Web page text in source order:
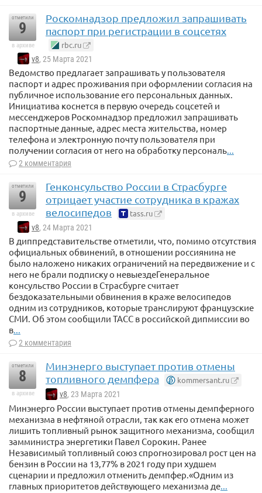
отметили
9
в архиве
Роскомнадзор предложил запрашивать
паспорт при регистрации в соцсетях
rbc.ru
v8, 25 Марта 2021
Ведомство предлагает запрашивать у пользователя
паспорт и адрес проживания при оформлении согласия на
публичное использование его персональных данных.
Инициатива коснется в первую очередь соцсетей и
мессенджеров Роскомнадзор предложил запрашивать
паспортные данные, адрес места жительства, номер
телефона и электронную почту пользователя при
получении согласия от него на обработку персональ...
2 комментария
отметили
9
в архиве
Генконсульство России в Страсбурге
отрицает участие сотрудника в кражах
велосипедов
tass.ru
v8, 24 Марта 2021
В диппредставительстве отметили, что, помимо отсутствия
официальных обвинений, в отношении россиянина не
было наложено никаких ограничений на передвижение и с
него не брали подписку о невыездеГенеральное
консульство России в Страсбурге считает
бездоказательными обвинения в краже велосипедов
одним из сотрудников, которые транслируют французские
СМИ. Об этом сообщили ТАСС в российской дипмиссии во
в...
2 комментария
отметили
8
в архиве
Минэнерго выступает против отмены
топливного демпфера
kommersant.ru
v8, 23 Марта 2021
Минэнерго России выступает против отмены демпферного
механизма в нефтяной отрасли, так как его отмена может
лишить топливный рынок защитного механизма, сообщил
замминистра энергетики Павел Сорокин. Ранее
Независимый топливный союз спрогнозировал рост цен на
бензин в России на 13,77% в 2021 году при худшем
сценарии и предложил отменить демпфер.«Одним из
главных приоритетов действующего механизма де